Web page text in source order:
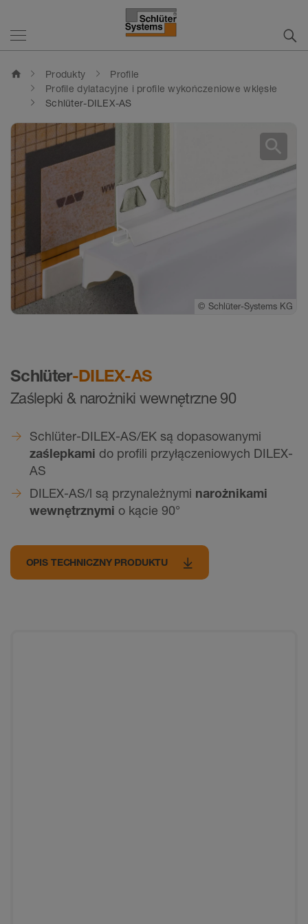
home Produkty
Profile
Profile dylatacyjne i profile wykończeniowe wklęsłe
Schlüter-DILEX-AS
Schlüter-DILEX-AS
Zaślepki & narożniki wewnętrzne 90
Schlüter-DILEX-AS/EK są dopasowanymi
zaślepkami do profili przyłączeniowych DILEX-
AS
DILEX-AS/l są przynależnymi narożnikami
wewnętrznymi o kącie 90°
OPIS TECHNICZNY PRODUKTU
© Schlüter-Systems KG
search